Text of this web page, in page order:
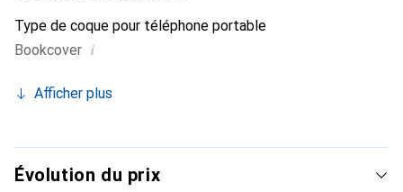
Type de coque pour téléphone portable
Bookcover i
Afficher plus
Évolution du prix